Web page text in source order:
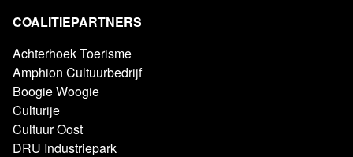
COALITIEPARTNERS
Achterhoek Toerisme
Amphion Cultuurbedrijf
Boogie Woogie
Culturije
Cultuur Oost
DRU Industriepark